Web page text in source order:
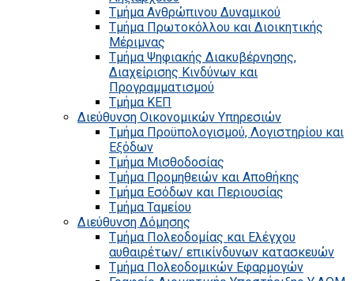
Τμήμα Ανθρώπινου Δυναμικού
Τμήμα Πρωτοκόλλου και Διοικητικής
Μέριμνας
Τμήμα Ψηφιακής Διακυβέρνησης,
Διαχείρισης Κινδύνων και
Προγραμματισμού
Τμήμα ΚΕΠ
Διεύθυνση Οικονομικών Υπηρεσιών
Τμήμα Προϋπολογισμού, Λογιστηρίου και
Εξόδων
Τμήμα Μισθοδοσίας
Τμήμα Προμηθειών και Αποθήκης
Τμήμα Εσόδων και Περιουσίας
Τμήμα Ταμείου
Διεύθυνση Δόμησης
Τμήμα Πολεοδομίας και Ελέγχου
αυθαιρέτων/ επικίνδυνων κατασκευών
Τμήμα Πολεοδομικών Εφαρμογών